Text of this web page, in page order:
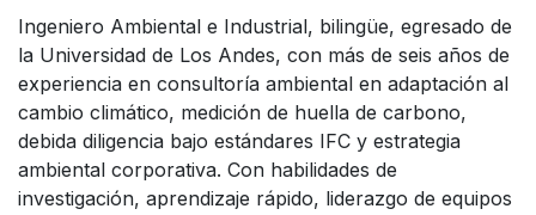
Ingeniero Ambiental e Industrial, bilingüe, egresado de
la Universidad de Los Andes, con más de seis años de
experiencia en consultoría ambiental en adaptación al
cambio climático, medición de huella de carbono,
debida diligencia bajo estándares IFC y estrategia
ambiental corporativa. Con habilidades de
investigación, aprendizaje rápido, liderazgo de equipos